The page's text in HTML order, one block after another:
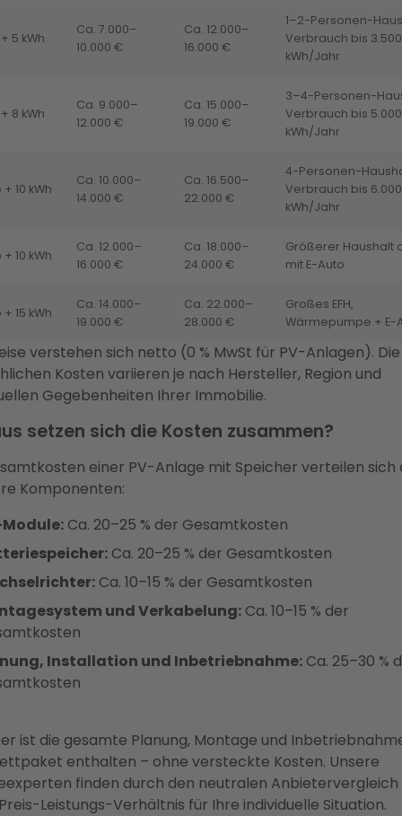
5 kWh
Ca. 7.000–
10.000 €
Ca. 12.000–
16.000 €
1–2-Personen-
Verbrauch bis 3.500
kWh/Jahr
8 kWh
Ca. 9.000–
12.000 €
Ca. 15.000–
19.000 €
3–4-Personen-
Verbrauch bis 5.000
kWh/Jahr
+ 10 kWh
Ca. 10.000–
14.000 €
Ca. 16.500–
22.000 €
4-Personen-
Verbrauch bis 6.000
kWh/Jahr
+ 10 kWh
Ca. 12.000–
16.000 €
Ca. 18.000–
24.000 €
Größerer Haushalt
mit E-Auto
+ 15 kWh
Ca. 14.000–
19.000 €
Ca. 22.000–
28.000 €
Großes EFH,
Wärmepumpe + E-
verstehen sich netto (0 % MwSt für PV-Anlagen). Die
Kosten variieren je nach Hersteller, Region und
Gegebenheiten Ihrer Immobilie.
setzen sich die Kosten zusammen?
einer PV-Anlage mit Speicher verteilen sich
Komponenten:
Ca. 20–25 % der Gesamtkosten
Ca. 20–25 % der Gesamtkosten
Ca. 10–15 % der Gesamtkosten
und Verkabelung: Ca. 10–15 % der
Installation und Inbetriebnahme: Ca. 25–30 %
ist die gesamte Planung, Montage und
enthalten – ohne versteckte Kosten. Unsere
finden durch den neutralen Anbietervergleich
Leistungs-Verhältnis für Ihre individuelle Situation.